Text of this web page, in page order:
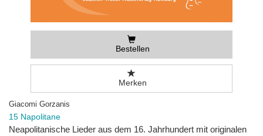
Bestellen
Merken
Giacomi Gorzanis
15 Napolitane
Neapolitanische Lieder aus dem 16. Jahrhundert mit originalen